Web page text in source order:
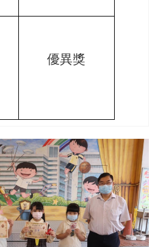
優異獎